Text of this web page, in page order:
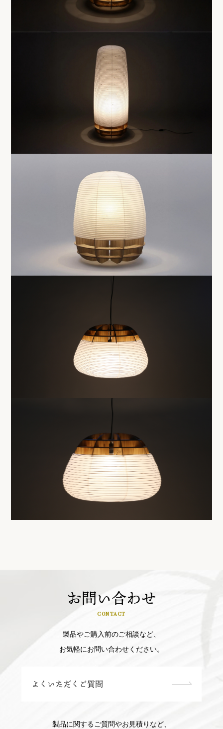
AEROFOIL FL
幅 42cm 高さ 112cm
110,000円（内税）
AEROFOIL FM
大きさ
幅 50cm 高さ 67cm
93,500円（内税）
幅 45cm 高さ 32cm
82,500円（内税）
AEROFOIL PL
大きさ
幅 62cm 高さ 43cm
価格
110,000円（内税）
お問い合わせ
CONTACT
製品やご購入前のご相談など、
お気軽にお問い合わせください。
よくいただくご質問
製品に関するご質問やお見積りなど、